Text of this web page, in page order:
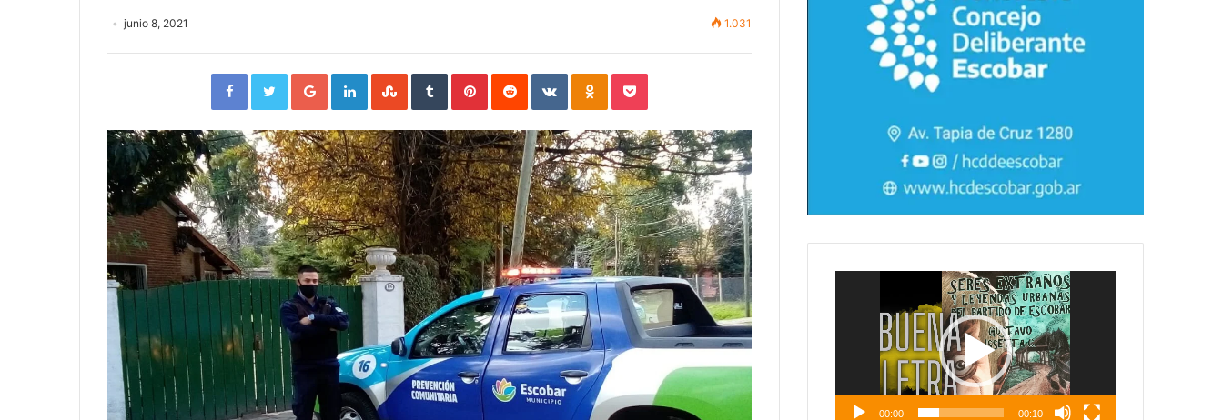
junio 8, 2021 1.031
FacebookTwitterGoogle+LinkedInStumbleUpon
TumblrPinterestReddit VKontakteOdnoklassniki
Pocket
00:00 00:10